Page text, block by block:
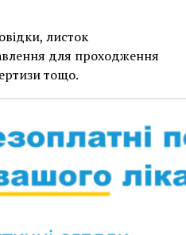
для лікування
листок
для проходження